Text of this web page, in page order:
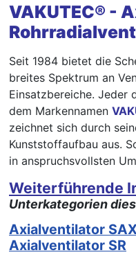
VAKUTEC® -
Seit 1984 bietet die
breites Spektrum an
Einsatzbereiche. Jeder
dem Markennamen
zeichnet sich durch
Kunststoffaufbau aus.
in anspruchsvollsten
Weiterführende
Unterkategorien
Axialventilator SAX
Axialventilator SR